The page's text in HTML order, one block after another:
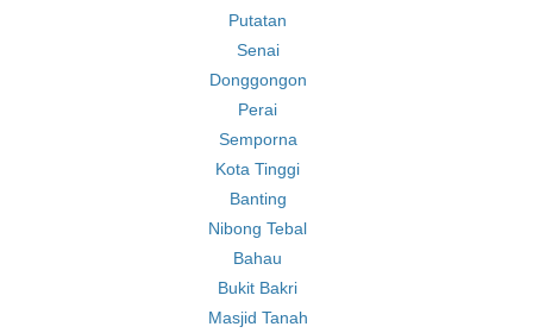
Putatan
Senai
Donggongon
Perai
Semporna
Kota Tinggi
Banting
Nibong Tebal
Bahau
Bukit Bakri
Masjid Tanah